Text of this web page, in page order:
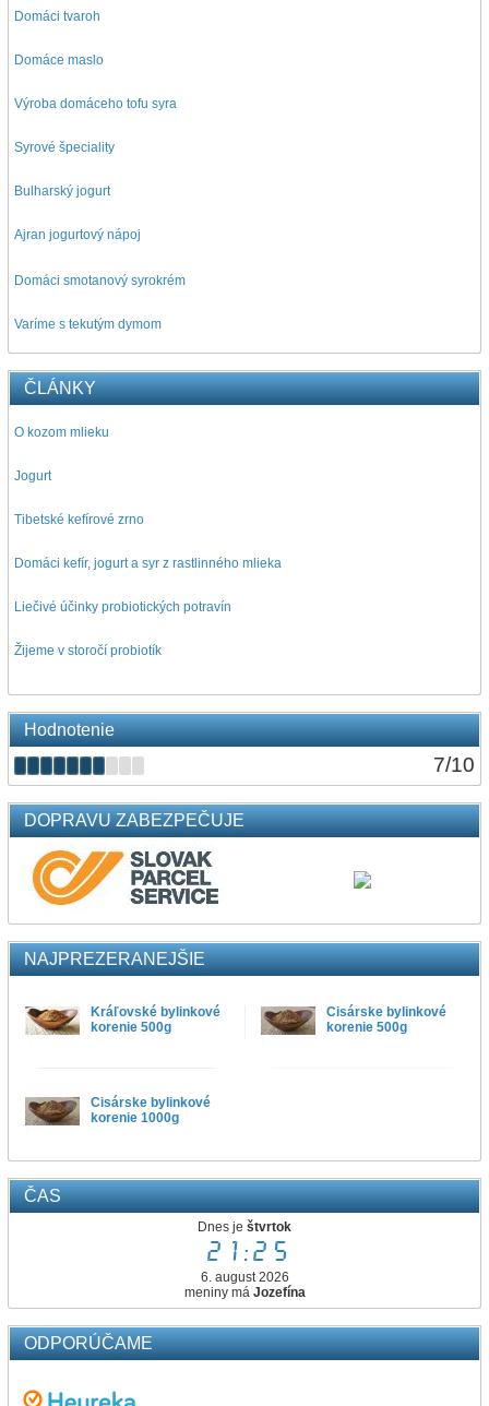
Domáci tvaroh
Domáce maslo
Výroba domáceho tofu syra
Syrové špeciality
Bulharský jogurt
Ajran jogurtový nápoj
Domáci smotanový syrokrém
Varíme s tekutým dymom
ČLÁNKY
O kozom mlieku
Jogurt
Tibetské kefírové zrno
Domáci kefír, jogurt a syr z rastlinného mlieka
Liečivé účinky probiotických potravín
Žijeme v storočí probiotík
Hodnotenie
7/10
DOPRAVU ZABEZPEČUJE
NAJPREZERANEJŠIE
Kráľovské bylinkové
korenie 500g
Cisárske bylinkové
korenie 500g
Cisárske bylinkové
korenie 1000g
ČAS
Dnes je štvrtok
21:25
6. august 2026
meniny má Jozefína
ODPORÚČAME